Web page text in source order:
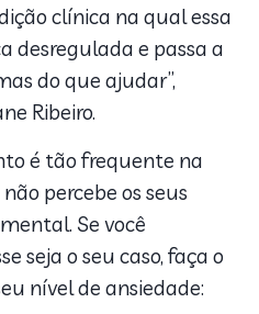
clínica na qual essa
desregulada e passa a
do que ajudar”,
Ribeiro.
é tão frequente na
percebe os seus
Se você
seja o seu caso, faça o
nível de ansiedade: